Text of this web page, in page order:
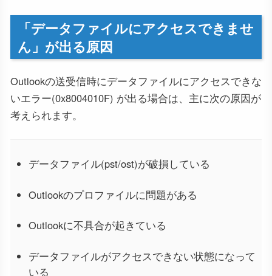
「データファイルにアクセスできませ
ん」が出る原因
Outlookの送受信時にデータファイルにアクセスできな
いエラー(0x8004010F) が出る場合は、主に次の原因が
考えられます。
データファイル(pst/ost)が破損している
Outlookのプロファイルに問題がある
Outlookに不具合が起きている
データファイルがアクセスできない状態になって
いる